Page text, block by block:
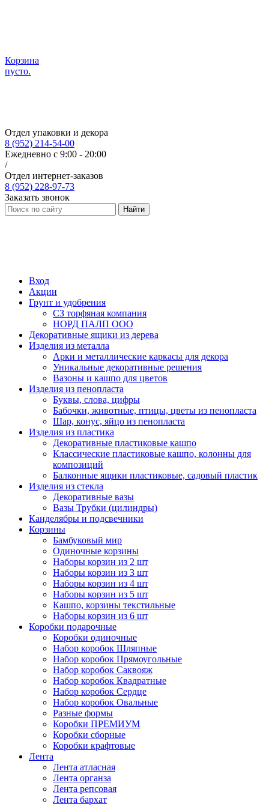
Корзина
пусто.
Отдел упаковки и декора
8 (952) 214-54-00
Ежедневно с 9:00 - 20:00
/
Отдел интернет-заказов
8 (952) 228-97-73
Заказать звонок
Найти
Вход
Акции
Грунт и удобрения
СЗ торфяная компания
НОРД ПАЛП ООО
Декоративные ящики из дерева
Изделия из металла
Арки и металлические каркасы для декора
Уникальные декоративные решения
Вазоны и кашпо для цветов
Изделия из пенопласта
Буквы, слова, цифры
Бабочки, животные, птицы, цветы из пенопласта
Шар, конус, яйцо из пенопласта
Изделия из пластика
Декоративные пластиковые кашпо
Классические пластиковые кашпо, колонны для
композиций
Балконные ящики пластиковые, садовый пластик
Изделия из стекла
Декоративные вазы
Вазы Трубки (цилиндры)
Канделябры и подсвечники
Корзины
Бамбуковый мир
Одиночные корзины
Наборы корзин из 2 шт
Наборы корзин из 3 шт
Наборы корзин из 4 шт
Наборы корзин из 5 шт
Кашпо, корзины текстильные
Наборы корзин из 6 шт
Коробки подарочные
Коробки одиночные
Набор коробок Шляпные
Набор коробок Прямоугольные
Набор коробок Саквояж
Набор коробок Квадратные
Набор коробок Сердце
Набор коробок Овальные
Разные формы
Коробки ПРЕМИУМ
Коробки сборные
Коробки крафтовые
Лента
Лента атласная
Лента органза
Лента репсовая
Лента бархат